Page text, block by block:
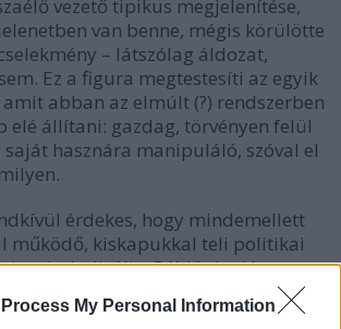
Process My Personal Information
vezető tipikus megjelenítése,
van benne, mégis körülötte
– látszólag áldozat,
Ez a figura megtestesíti az egyik
abban az elmúlt (?) rendszerben
elé állítani: gazdag, törvényen felül
hasznára manipuláló, szóval el
érdekes, hogy mindemellett
működő, kiskapukkal teli politikai
is szimbolizálja. Például miért nem
állatait meg a földjét a téeszbe?
aki benne van. Viszont a